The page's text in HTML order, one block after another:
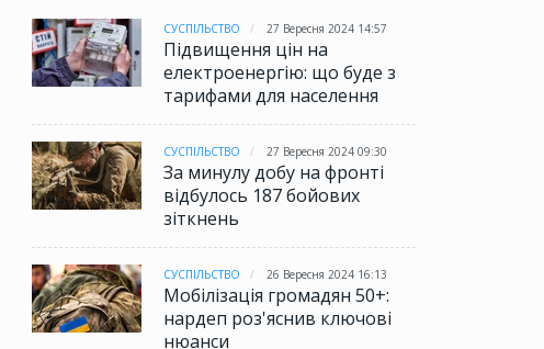
СУСПІЛЬСТВО 27 Вересня 2024 14:57
Підвищення цін на
електроенергію: що буде з
тарифами для населення
СУСПІЛЬСТВО 27 Вересня 2024 09:30
За минулу добу на фронті
відбулось 187 бойових
зіткнень
СУСПІЛЬСТВО 26 Вересня 2024 16:13
Мобілізація громадян 50+:
нардеп роз'яснив ключові
нюанси